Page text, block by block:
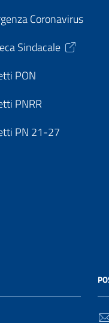
Coronavirus
Sindacale
PON
PNRR
PN 21-27